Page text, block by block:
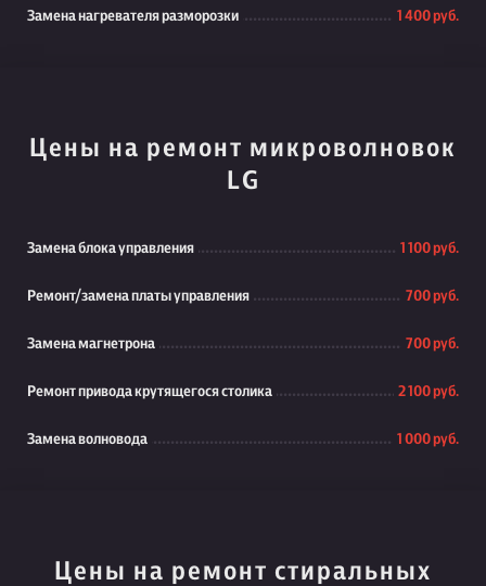
Замена нагревателя разморозки 1 400 руб.
Цены на ремонт микроволновок
LG
Замена блока управления 1 100 руб.
Ремонт/замена платы управления 700 руб.
Замена магнетрона 700 руб.
Ремонт привода крутящегося столика 2 100 руб.
Замена волновода 1 000 руб.
Цены на ремонт стиральных